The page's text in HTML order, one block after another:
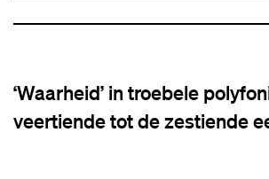
‘Waarheid’ in troebele
veertiende tot de zestiende